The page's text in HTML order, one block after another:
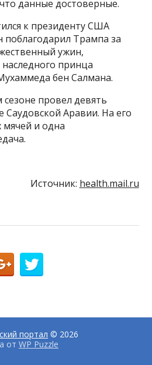
данные достоверные.
к президенту США
Трампа за
ужин,
принца
бен Салмана.
провел девять
Саудовской Аравии. На его
мячей и одна
Источник: health.mail.ru
портал © 2026
от WP Puzzle